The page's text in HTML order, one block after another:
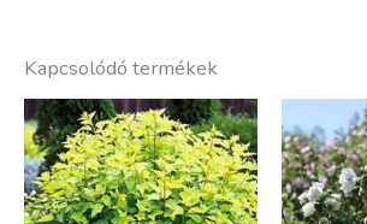
Kapcsolódó termékek